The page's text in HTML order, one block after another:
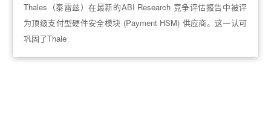
Thales（泰雷兹）在最新的ABI Research 竞争评估报告中被评
为顶级支付型硬件安全模块 (Payment HSM) 供应商。这一认可
巩固了Thale